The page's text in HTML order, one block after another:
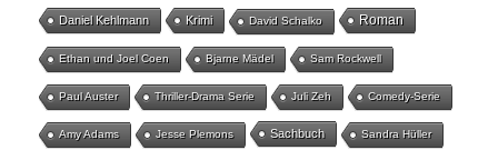
Daniel Kehlmann Krimi David Schalko Roman
Ethan und Joel Coen Bjarne Mädel Sam Rockwell
Paul Auster Thriller-Drama Serie Juli Zeh Comedy-Serie
Amy Adams Jesse Plemons Sachbuch Sandra Hüller